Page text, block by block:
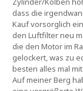
dass die
Kauf vorsorglich
den Luftfilter neu
die den Motor im
gelockert, was zu
besten alles mal
Auf meiner Berg